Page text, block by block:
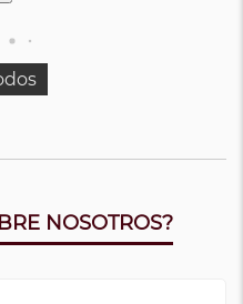
NOSOTROS?